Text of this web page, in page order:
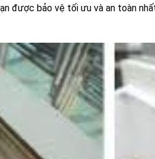
được bảo vệ tối ưu và an toàn